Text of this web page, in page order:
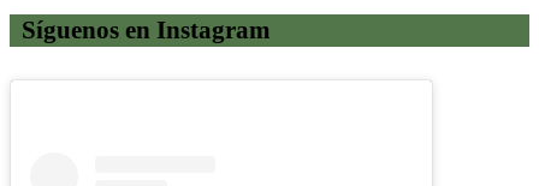
Síguenos en Instagram